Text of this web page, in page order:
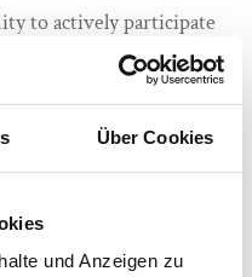
Über Cookies
und Anzeigen zu
to actively participate
known for.
the largest ski resort
and a cable car flight